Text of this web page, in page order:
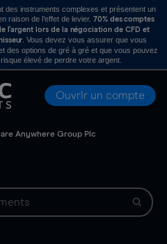
des instruments complexes et présentent un
raison de l’effet de levier. 70% des comptes
l’argent lors de la négociation de CFD et
. Vous devez vous assurer que vous
des options de gré à gré et que vous pouvez
élevé de perdre votre argent.
Ouvrir un compte
Anywhere Group Plc